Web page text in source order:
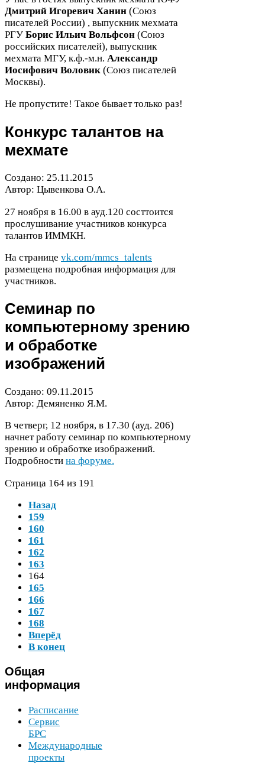
Дмитрий Игоревич Ханин (Союз
писателей России) , выпускник мехмата
РГУ Борис Ильич Вольфсон (Союз
российских писателей), выпускник
мехмата МГУ, к.ф.-м.н. Александр
Иосифович Воловик (Союз писателей
Москвы).
Не пропустите! Такое бывает только раз!
Конкурс талантов на
мехмате
Создано: 25.11.2015
Автор: Цывенкова О.А.
27 ноября в 16.00 в ауд.120 состтоится
прослушивание участников конкурса
талантов ИММКН.
На странице vk​.com/​m​m​c​s​_​t​a​l​e​n​t​s
размещена подробная информация для
участников.
Семинар по
компьютерному зрению
и обработке
изображений
Создано: 09.11.2015
Автор: Демяненко Я.М.
В четверг, 12 ноября, в 17.30 (ауд. 206)
начнет работу семинар по компьютерному
зрению и обработке изображений.
Подробности на форуме.
Страница 164 из 191
Назад
159
160
161
162
163
164
165
166
167
168
Вперёд
В конец
Общая
информация
Расписание
Сервис
БРС
Международные
проекты